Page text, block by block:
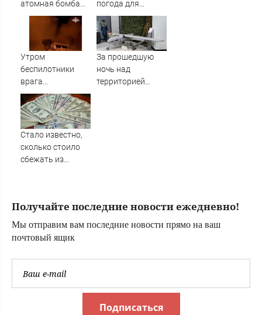
атомная бомба
создала
невиданный
ранее металл на
Земле
погода для
Тверской области
на второй неделе
августа
Утром
беспилотники
врага
попытались
атаковать
предприятия в
Поволжье, но им
За прошедшую
ночь над
территорией
Стало известно,
сколько стоило
сбежать из
Получайте последние новости ежедневно!
Мы отправим вам последние новости прямо на ваш
почтовый ящик
Подписаться